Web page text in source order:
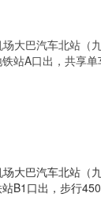
巴汽车北站（
站A口出，共享单
巴汽车北站（
B1口出，步行